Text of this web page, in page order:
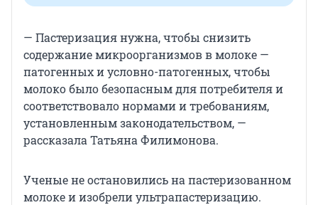
— Пастеризация нужна, чтобы снизить
содержание микроорганизмов в молоке —
патогенных и условно-патогенных, чтобы
молоко было безопасным для потребителя и
соответствовало нормами и требованиям,
установленным законодательством, —
рассказала Татьяна Филимонова.
Ученые не остановились на пастеризованном
молоке и изобрели ультрапастеризацию.